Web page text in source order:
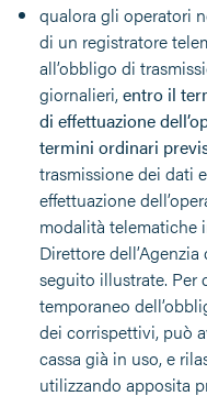
qualora gli operatori
di un registratore
all’obbligo di
giornalieri,entro il
di effettuazione
termini ordinari
trasmissione dei dati
effettuazione
modalità telematiche
Direttore
seguito illustrate. Per
temporaneo
dei corrispettivi, può
cassa già in uso, e
utilizzando apposita